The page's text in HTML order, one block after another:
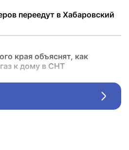
переедут в Хабаровский
края объяснят, как
к дому в СНТ